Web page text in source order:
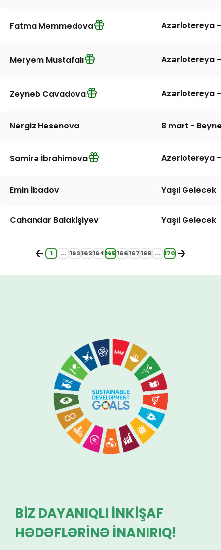
Fatma Məmmədova Azərlotereya
Məryəm Mustafalı Azərlotereya
Zeynəb Cavadova Azərlotereya
Nərgiz Həsənova 8 mart -
Samirə İbrahimova Azərlotereya
Emin İbadov Yaşıl Gələcək
Cahandar Balakişiyev Yaşıl Gələcək
1 ... 162163164165166167168 ... 170
BİZ DAYANIQLI İNKİŞAF
HƏDƏFLƏRİNƏ İNANIRIQ!